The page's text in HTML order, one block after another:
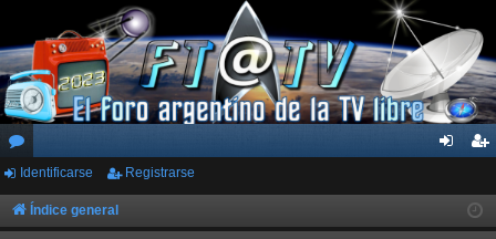
or
os ist
Identificarse Registrarse
Índice general